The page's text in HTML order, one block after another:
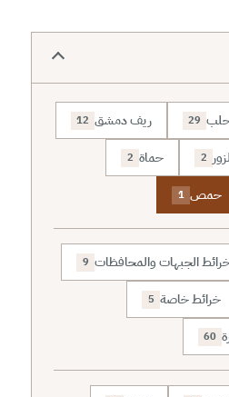
29 ريف دمشق 12
2 حماة 2
حمص 1
الجبهات والمحافظات 9
خرائط خاصة 5
60